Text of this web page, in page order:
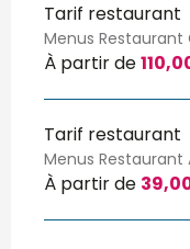
Tarif restaurant
Menus Restaurant
À partir de
Tarif restaurant
Menus Restaurant
À partir de